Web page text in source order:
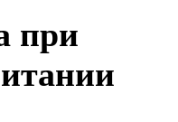
при